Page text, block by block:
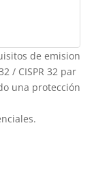
de emision
/ CISPR 32 par
una protección